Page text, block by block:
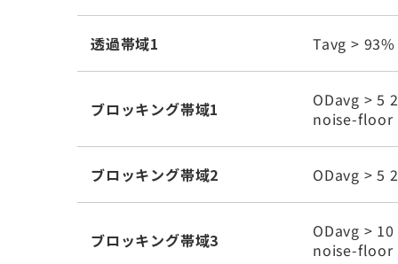
透過帯域1 Tavg >
ブロッキング帯域1
ODavg > 5
noise-
ブロッキング帯域2 ODavg > 5
ブロッキング帯域3
ODavg >
noise-